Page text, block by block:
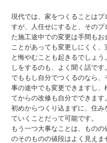
現代では、家をつくることは
すが、人任せにすると、その
た施工途中での変更は手間も
ことがあっても変更しにくく、
と悔やむことも起きるでしょ
しをするのも、よく聞く話です。
でももし自分でつくるのなら
事の途中でも変更できますし
てからの改修も自分でできます
初めからつくり込まずに、住
ていくことだって可能です。
もう一つ大事なことは、もの
のそのものの値段はよく見え